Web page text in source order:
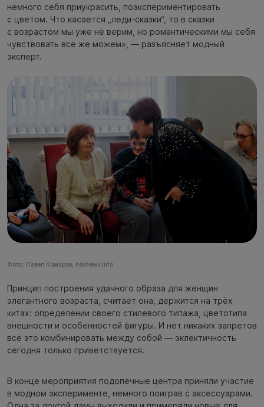
немного себя приукрасить, поэкспериментировать
с цветом. Что касается „леди-сказки“, то в сказки
с возрастом мы уже не верим, но романтическими мы себя
чувствовать всё же можем», — разъясняет модный
эксперт.
Фото: Павел Комаров, nsknews.info
Принцип построения удачного образа для женщин
элегантного возраста, считает она, держится на трёх
китах: определении своего стилевого типажа, цветотипа
внешности и особенностей фигуры. И нет никаких запретов
всё это комбинировать между собой — эклектичность
сегодня только приветствуется.
В конце мероприятия подопечные центра приняли участие
в модном эксперименте, немного поиграв с аксессуарами.